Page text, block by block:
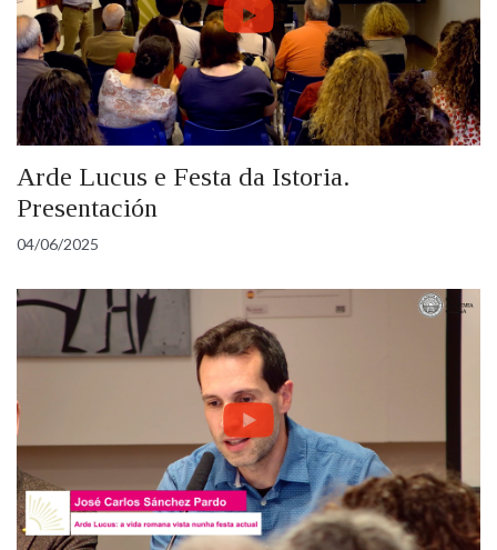
Arde Lucus e Festa da Istoria.
Presentación
04/06/2025